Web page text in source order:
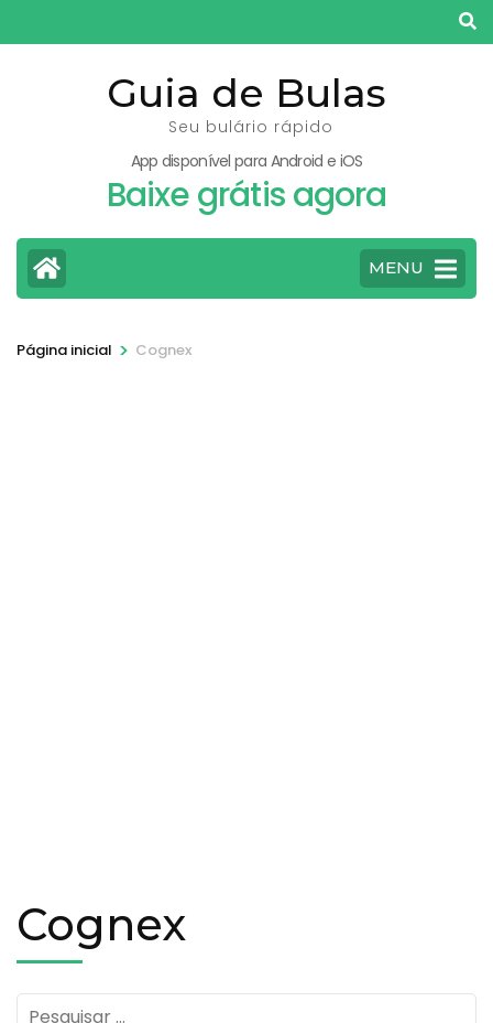
para
Guia de Bulas
Seu bulário rápido
App disponível para Android e iOS
Baixe grátis agora
MENU
Página inicial > Cognex
Cognex
Pesquisar